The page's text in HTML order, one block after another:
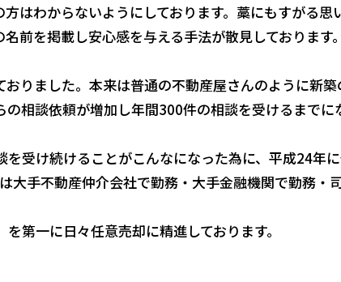
はわからないようにしております。藁にもすがる
前を掲載し安心感を与える手法が散見しております。
りました。本来は普通の不動産屋さんのように新築
相談依頼が増加し年間300件の相談を受けるまでに
受け続けることがこんなになった為に、平成24年
手不動産仲介会社で勤務・大手金融機関で勤務・
第一に日々任意売却に精進しております。